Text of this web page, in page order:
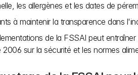
les allergènes et les dates de
à maintenir la transparence dans
de la FSSAI peut
sur la sécurité et les normes